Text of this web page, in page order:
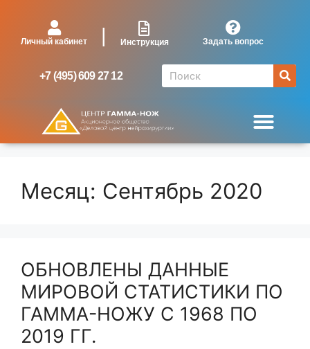
Личный кабинет | Инструкция Задать вопрос
+7 (495) 609 27 12
Месяц: Сентябрь 2020
ОБНОВЛЕНЫ ДАННЫЕ
МИРОВОЙ СТАТИСТИКИ ПО
ГАММА-НОЖУ С 1968 ПО
2019 ГГ.